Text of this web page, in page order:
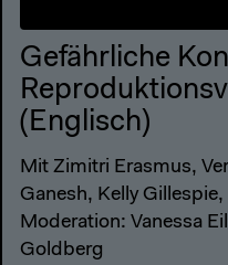
Gefährliche
(Englisch)
Mit Zimitri Erasmus,
Ganesh, Kelly
Moderation: Vanessa
Goldberg